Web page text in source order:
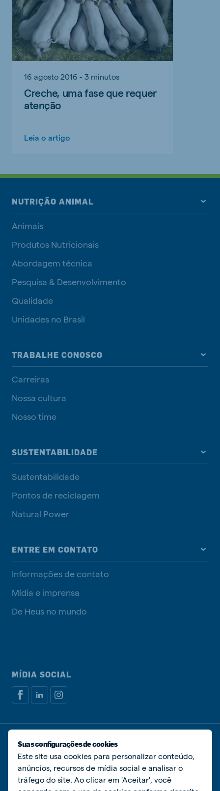
16 agosto 2016 - 3 minutos
Creche, uma fase que requer
atenção
Leia o artigo
NUTRIÇÃO ANIMAL
Animais
Produtos Nutricionais
Abordagem técnica
Pesquisa & Desenvolvimento
Qualidade
Unidades no Brasil
TRABALHE CONOSCO
Carreiras
Nossa cultura
Nosso time
SUSTENTABILIDADE
Sustentabilidade
Pontos de reciclagem
Natural Power
ENTRE EM CONTATO
Informações de contato
Mídia e imprensa
De Heus no mundo
MÍDIA SOCIAL
Política de privacidadePolítica de cookies
Gerenciar cookies
© De Heus Nutrição Animal
Suas configurações de cookies
Este site usa cookies para personalizar conteúdo,
anúncios, recursos de mídia social e analisar o
tráfego do site. Ao clicar em 'Aceitar', você